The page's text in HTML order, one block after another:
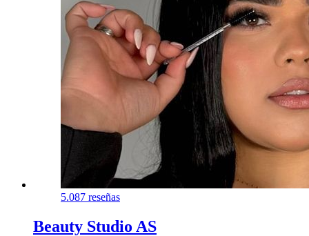
5.087 reseñas
Beauty Studio AS